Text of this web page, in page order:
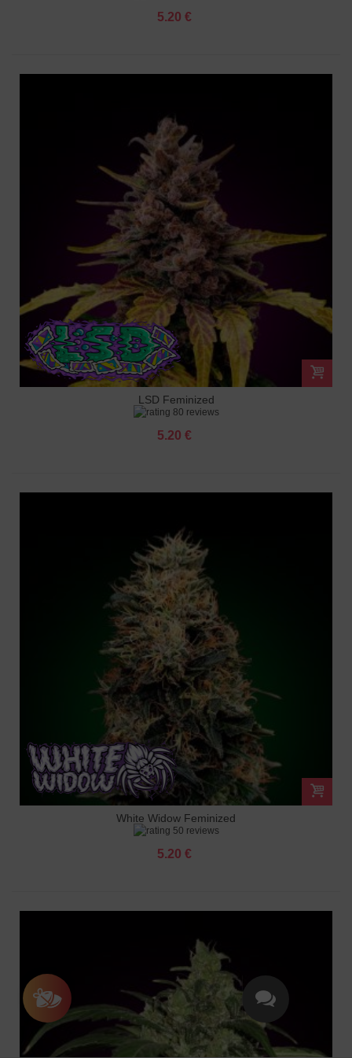
5.20 €
LSD Feminized
80 reviews
5.20 €
White Widow Feminized
50 reviews
5.20 €